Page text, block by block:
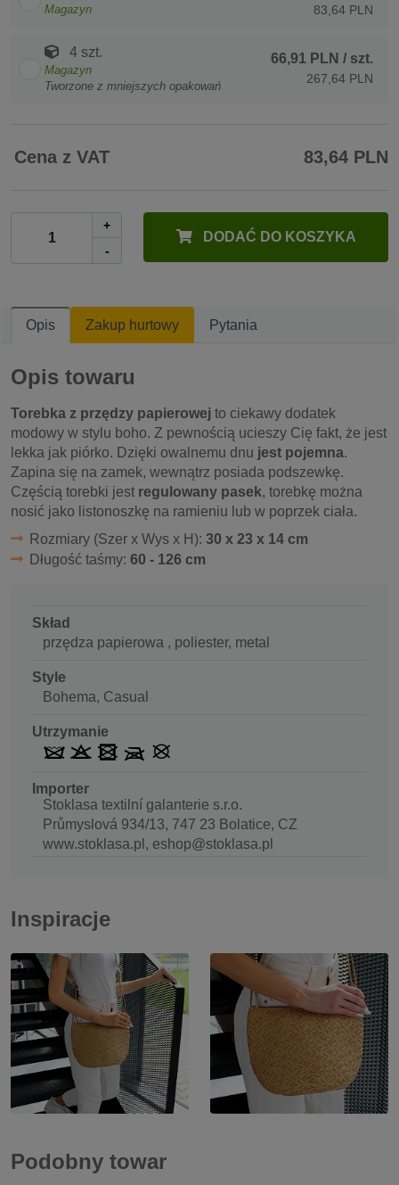
Magazyn 83,64 PLN
4 szt.
Magazyn
Tworzone z mniejszych opakowań
66,91 PLN / szt.
267,64 PLN
Cena z VAT 83,64 PLN
+
-
DODAĆ DO KOSZYKA
Opis Zakup hurtowy Pytania
Opis towaru
Torebka z przędzy papierowej to ciekawy dodatek
modowy w stylu boho. Z pewnością ucieszy Cię fakt, że jest
lekka jak piórko. Dzięki owalnemu dnu jest pojemna.
Zapina się na zamek, wewnątrz posiada podszewkę.
Częścią torebki jest regulowany pasek, torebkę można
nosić jako listonoszkę na ramieniu lub w poprzek ciała.
Rozmiary (Szer x Wys x H): 30 x 23 x 14 cm
Długość taśmy: 60 - 126 cm
Skład
przędza papierowa , poliester, metal
Style
Bohema, Casual
Utrzymanie
Importer
Stoklasa textilní galanterie s.r.o.
Průmyslová 934/13, 747 23 Bolatice, CZ
www.stoklasa.pl, eshop@stoklasa.pl
Inspiracje
Podobny towar